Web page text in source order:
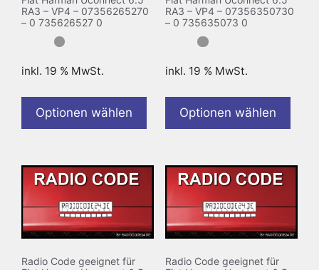
RA3 – VP4 – 07356265270
– 0 735626527 0
inkl. 19 % MwSt.
Optionen wählen
RA3 – VP4 – 07356350730
– 0 735635073 0
inkl. 19 % MwSt.
Optionen wählen
Radio Code geeignet für
Radio Code geeignet für